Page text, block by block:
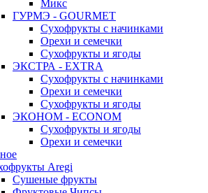
Микс
ГУРМЭ - GOURMET
Сухофрукты с начинками
Орехи и семечки
Сухофрукты и ягоды
ЭКСТРА - EXTRA
Сухофрукты с начинками
Орехи и семечки
Сухофрукты и ягоды
ЭКОНОМ - ECONOM
Сухофрукты и ягоды
Орехи и семечки
Aregi
Сушеные фрукты